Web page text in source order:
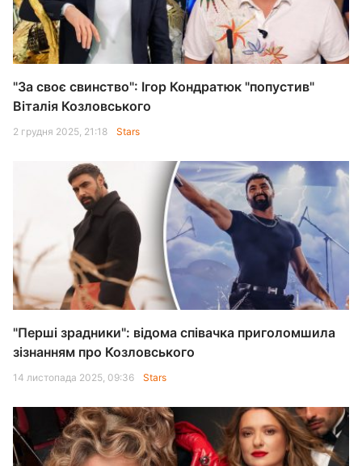
"За своє свинство": Ігор Кондратюк "попустив"
Віталія Козловського
2 грудня 2025, 21:18 Stars
"Перші зрадники": відома співачка приголомшила
зізнанням про Козловського
14 листопада 2025, 09:36 Stars